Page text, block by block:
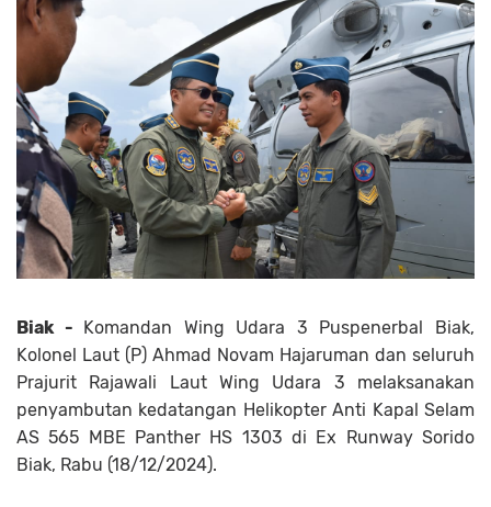
Biak - Komandan Wing Udara 3 Puspenerbal Biak,
Kolonel Laut (P) Ahmad Novam Hajaruman dan seluruh
Prajurit Rajawali Laut Wing Udara 3 melaksanakan
penyambutan kedatangan Helikopter Anti Kapal Selam
AS 565 MBE Panther HS 1303 di Ex Runway Sorido
Biak, Rabu (18/12/2024).